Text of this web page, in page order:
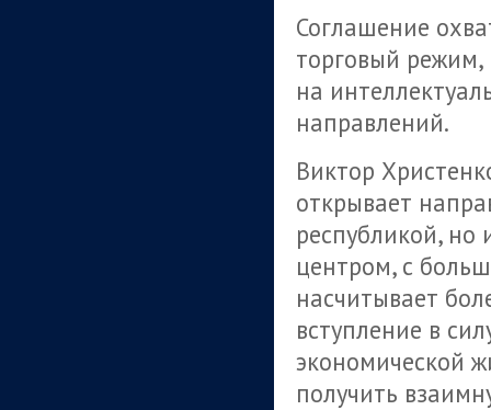
Соглашение
торговый
на
направлений.
Виктор
открывает
республикой,
центром, с
насчитывает
вступление в
экономической
получить